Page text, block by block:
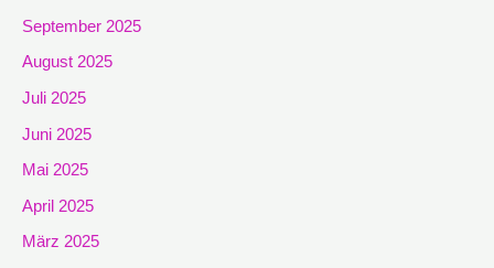
September 2025
August 2025
Juli 2025
Juni 2025
Mai 2025
April 2025
März 2025